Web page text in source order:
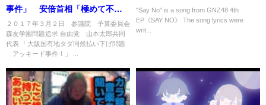
事件」 安倍首相「極めて不愉
快」 森友学園問題
２０１７年３月２日 参議院 予算委員会
森友学園問題追求 自由党 山本太郎共同
代表 「大阪国有地タダ同然払い下げ問題
アッキード事件！」 ...
"Say No" is a song from GNZ48 4th
EP《SAY NO》 The song lyrics were
writ...